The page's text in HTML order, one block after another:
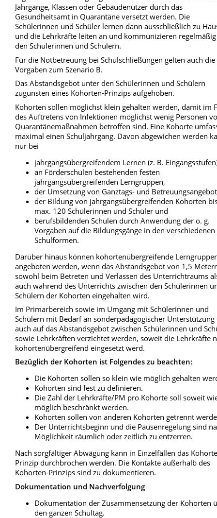
Jahrgänge, Klassen oder Gebäudenutzer durch das
Gesundheitsamt in Quarantäne versetzt werden. Die
Schülerinnen und Schüler lernen dann ausschließlich zu
und die Lehrkräfte leiten an und kommunizieren
den Schülerinnen und Schülern.
Für die Notbetreuung bei Schulschließungen gelten auch die
Vorgaben zum Szenario B.
Das Abstandsgebot unter den Schülerinnen und Schülern
zugunsten eines Kohorten-Prinzips aufgehoben.
Kohorten sollen möglichst klein gehalten werden, damit im
des Auftretens von Infektionen möglichst wenig Personen
Quarantänemaßnahmen betroffen sind. Eine Kohorte
maximal einen Schuljahrgang. Davon abgewichen werden
nur bei
jahrgangsübergreifendem Lernen (z. B.
an Förderschulen bestehenden festen
jahrgangsübergreifenden Lerngruppen,
der Umsetzung von Ganztags- und
der Bildung von jahrgangsübergreifenden Kohorten
max. 120 Schülerinnen und Schüler und
berufsbildenden Schulen durch Anwendung der o. g.
Vorgaben auf die Bildungsgänge in den verschiedenen
Schulformen.
Darüber hinaus können kohortenübergreifende
angeboten werden, wenn das Abstandsgebot von 1,5
sowohl beim Betreten und Verlassen des Unterrichtraums
auch während des Unterrichts zwischen den Schülerinnen
Schülern der Kohorten eingehalten wird.
Im Primarbereich sowie im Umgang mit Schülerinnen und
Schülern mit Bedarf an sonderpädagogischer Unterstützung
auch auf das Abstandsgebot zwischen Schülerinnen und
sowie Lehrkräften verzichtet werden, soweit die Lehrkräfte
kohortenübergreifend eingesetzt werd.
Bezüglich der Kohorten ist Folgendes zu beachten:
Die Kohorten sollen so klein wie möglich gehalten
Kohorten sind fest zu definieren.
Die Zahl der Lehrkräfte/PM pro Kohorte soll soweit
möglich beschränkt werden.
Kohorten sollen von anderen Kohorten getrennt
Der Unterrichtsbeginn und die Pausenregelung sind
Möglichkeit räumlich oder zeitlich zu entzerren.
Nach sorgfältiger Abwägung kann in Einzelfällen das
Prinzip durchbrochen werden. Die Kontakte außerhalb des
Kohorten-Prinzips sind zu dokumentieren.
Dokumentation und Nachverfolgung
Dokumentation der Zusammensetzung der Kohorten
den ganzen Schultag.